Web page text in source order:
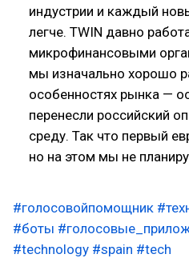
индустрии и каждый
легче. TWIN давно
микрофинансовыми
мы изначально хорошо
особенностях рынка —
перенесли российский
среду. Так что первый
но на этом мы не
#голосовойпомощник
#боты
#technology #spain #tech